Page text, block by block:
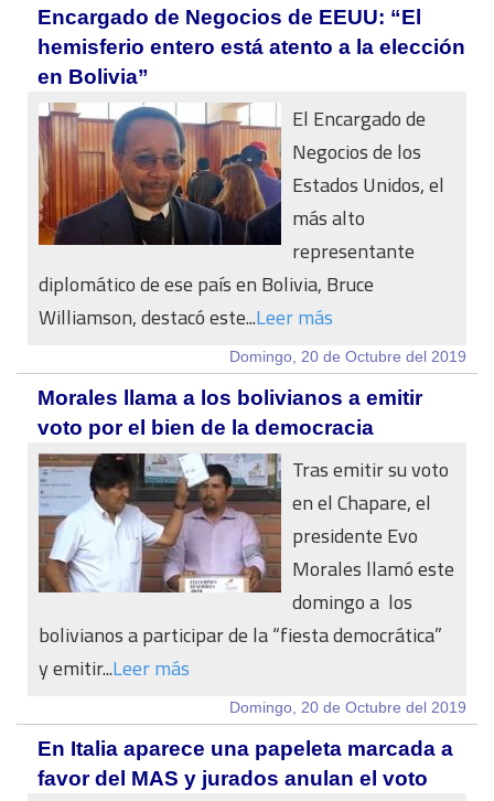
Encargado de Negocios de EEUU: “El
hemisferio entero está atento a la elección
en Bolivia”
El Encargado de
Negocios de los
Estados Unidos, el
más alto
representante
diplomático de ese país en Bolivia, Bruce
Williamson, destacó este...Leer más
Domingo, 20 de Octubre del 2019
Morales llama a los bolivianos a emitir
voto por el bien de la democracia
Tras emitir su voto
en el Chapare, el
presidente Evo
Morales llamó este
domingo a los
bolivianos a participar de la “fiesta democrática”
y emitir...Leer más
Domingo, 20 de Octubre del 2019
En Italia aparece una papeleta marcada a
favor del MAS y jurados anulan el voto